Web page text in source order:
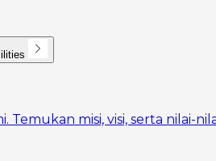
Temukan misi, visi, serta